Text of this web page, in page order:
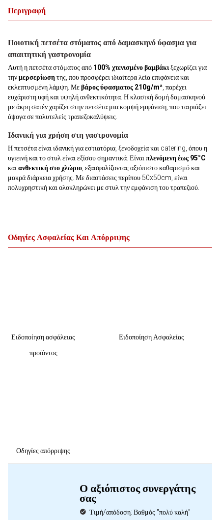
Περιγραφή
Ποιοτική πετσέτα στόματος από δαμασκηνό ύφασμα για
απαιτητική γαστρονομία
Αυτή η πετσέτα στόματος από 100% χτενισμένο βαμβάκιξεχωρίζει για
τηνμερσερίωσητης, που προσφέρει ιδιαίτερα λεία επιφάνεια και
εκλεπτυσμένη λάμψη. Μεβάρος ύφασματος 210g/m² , παρέχει
ευχάριστη υφή και υψηλή ανθεκτικότητα. Η κλασική δομή δαμασκηνού
με άκρη σατέν χαρίζει στην πετσέτα μια κομψή εμφάνιση, που ταιριάζει
άψογα σε πολυτελείς τραπεζοκαλύψεις.
Ιδανική για χρήση στη γαστρονομία
Η πετσέτα είναι ιδανική για εστιατόρια, ξενοδοχεία και catering, όπου η
υγιεινή και το στυλ είναι εξίσου σημαντικά. Είναι πλενόμενη έως 95°C
και ανθεκτική στο χλώριο , εξασφαλίζοντας αξιόπιστο καθαρισμό και
μακρά διάρκεια χρήσης. Με διαστάσεις περίπου 50x50cm, είναι
πολυχρηστική και ολοκληρώνει με στυλ την εμφάνιση του τραπεζιού.
Οδηγίες Ασφαλείας Και Απόρριψης
Ειδοποίηση ασφάλειας
προϊόντος
Ειδοποίηση Ασφαλείας
Οδηγίες απόρριψης
Ο αξιόπιστος συνεργάτης
σας
Τιμή/απόδοση: Βαθμός "πολύ καλή"